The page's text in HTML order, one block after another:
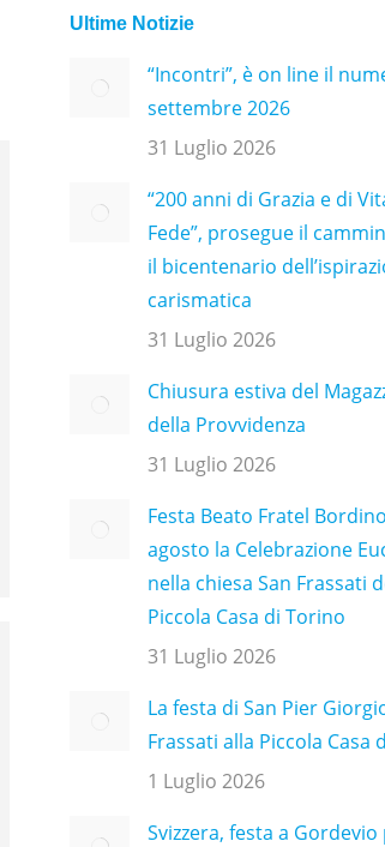
Ultime Notizie
“Incontri”, è on line il
settembre 2026
31 Luglio 2026
“200 anni di Grazia e di
Fede”, prosegue il
il bicentenario
carismatica
31 Luglio 2026
Chiusura estiva del
della Provvidenza
31 Luglio 2026
Festa Beato Fratel
agosto la Celebrazione
nella chiesa San Frassati
Piccola Casa di Torino
31 Luglio 2026
La festa di San Pier
Frassati alla Piccola Casa
1 Luglio 2026
Svizzera, festa a Gordevio